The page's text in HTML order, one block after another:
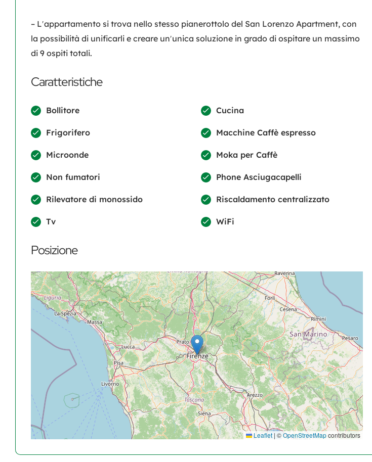
– L′appartamento si trova nello stesso pianerottolo del San Lorenzo Apartment, con
la possibilità di unificarli e creare un′unica soluzione in grado di ospitare un massimo
di 9 ospiti totali.
Caratteristiche
Bollitore Cucina
Frigorifero Macchine Caffè espresso
Microonde Moka per Caffè
Non fumatori Phone Asciugacapelli
Rilevatore di monossido Riscaldamento centralizzato
Tv WiFi
Posizione
Leaflet | ©OpenStreetMapcontributors